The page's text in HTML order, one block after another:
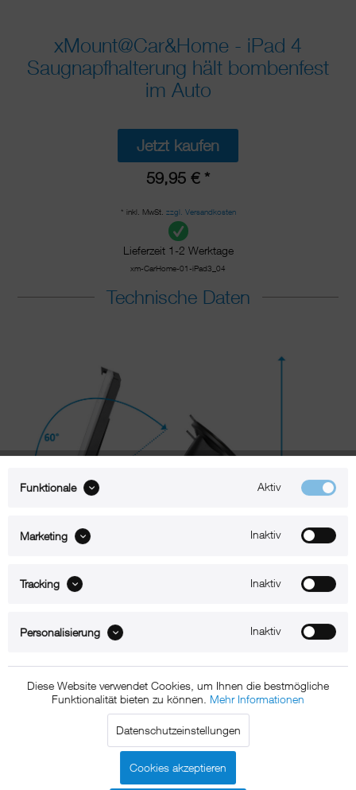
xMount@Car&Home - iPad 4
Saugnapfhalterung hält bombenfest
im Auto
Jetzt kaufen
59,95 € *
* inkl. MwSt. zzgl. Versandkosten
Lieferzeit 1-2 Werktage
xm-CarHome-01-iPad3_04
Technische Daten
xMount@Car&Home mit Saugnapf für iPad 4
Ideal zur Befestigung an der Windschutzscheibe von Auto, Van und
Lkw – für sicheren Halt ohne Wackeln oder Herausrutschen. Perfekt
im Blick navigiert das iPad 4 Fahrer oder Beifahrer ans Ziel.
Unterwegs Musik hören, Videos abspielen, E-Mails bearbeiten oder
Internet-Recherchen – mit dem iPad 4 und xMount ganz einfach!
Funktionale Aktiv
Marketing Inaktiv
Tracking Inaktiv
Personalisierung Inaktiv
Diese Website verwendet Cookies, um Ihnen die bestmögliche
Funktionalität bieten zu können. Mehr Informationen
Datenschutzeinstellungen
Cookies akzeptieren